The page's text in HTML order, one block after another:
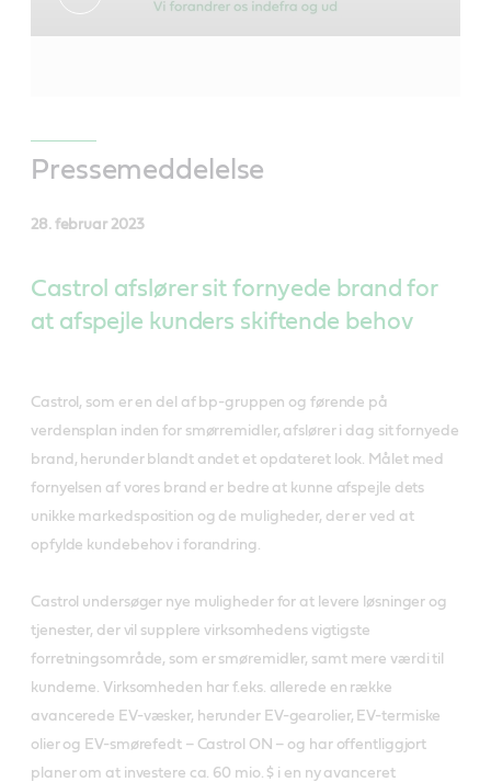
Pressemeddelelse
28. februar 2023
Castrol afslører sit fornyede brand for
at afspejle kunders skiftende behov
Castrol, som er en del af bp-gruppen og førende på
verdensplan inden for smørremidler, afslører i dag sit fornyede
brand, herunder blandt andet et opdateret look. Målet med
fornyelsen af vores brand er bedre at kunne afspejle dets
unikke markedsposition og de muligheder, der er ved at
opfylde kundebehov i forandring.
Castrol undersøger nye muligheder for at levere løsninger og
tjenester, der vil supplere virksomhedens vigtigste
forretningsområde, som er smøremidler, samt mere værdi til
kunderne. Virksomheden har f.eks. allerede en række
avancerede EV-væsker, herunder EV-gearolier, EV-termiske
olier og EV-smørefedt – Castrol ON – og har offentliggjort
planer om at investere ca. 60 mio. $ i en ny avanceret